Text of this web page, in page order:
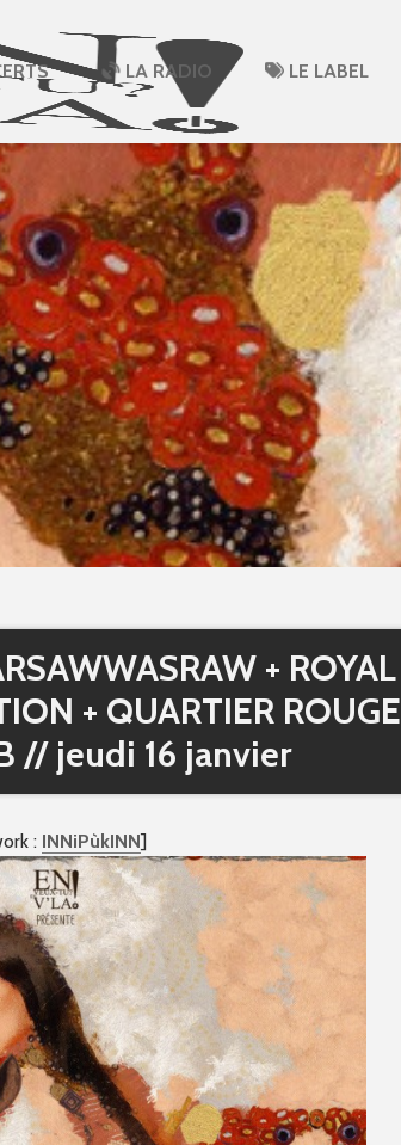
LA RADIO LE LABEL
+ ROYAL
+ QUARTIER ROUGE
B // jeudi 16 janvier
: INNiPùkINN]